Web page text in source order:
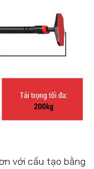
với cấu tạo bằng